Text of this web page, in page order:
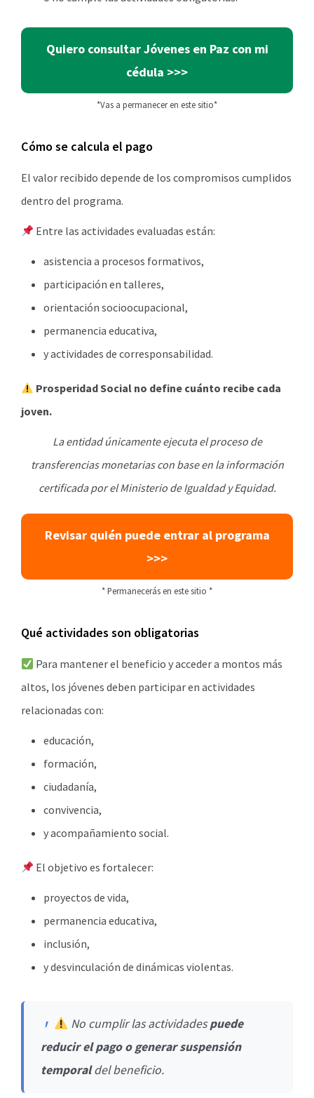
Quiero consultar Jóvenes en Paz con mi
cédula >>>
*Vas a permanecer en este sitio*
Cómo se calcula el pago
El valor recibido depende de los compromisos cumplidos
dentro del programa.
Entre las actividades evaluadas están:
asistencia a procesos formativos,
participación en talleres,
orientación socioocupacional,
permanencia educativa,
y actividades de corresponsabilidad.
Prosperidad Social no define cuánto recibe cada
joven.
La entidad únicamente ejecuta el proceso de
transferencias monetarias con base en la información
certificada por el Ministerio de Igualdad y Equidad.
Revisar quién puede entrar al programa
>>>
* Permanecerás en este sitio *
Qué actividades son obligatorias
Para mantener el beneficio y acceder a montos más
altos, los jóvenes deben participar en actividades
relacionadas con:
educación,
formación,
ciudadanía,
convivencia,
y acompañamiento social.
El objetivo es fortalecer:
proyectos de vida,
permanencia educativa,
inclusión,
y desvinculación de dinámicas violentas.
No cumplir las actividadespuede
reducir el pago o generar suspensión
temporaldel beneficio.